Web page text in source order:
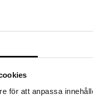
för att anpassa
och gör dina sinnen
kunde vara så himla